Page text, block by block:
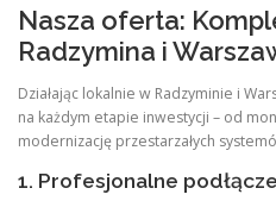
Nasza oferta:
Radzymina i
Działając lokalnie w Radzyminie i
na każdym etapie inwestycji – od
modernizację przestarzałych
1. Profesjonalne